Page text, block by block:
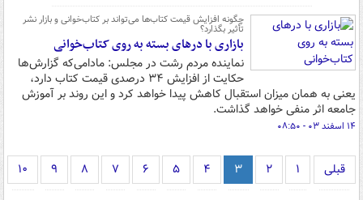
چگونه افزایش قیمت کتاب‌ها می‌تواند بر کتاب‌خوانی و بازار نشر
تأثیر بگذارد؟
بازاری با درهای بسته به روی کتاب‌خوانی
نماینده مردم رشت در مجلس: مادامی‌که گزارش‌ها
حکایت از افزایش ۳۴ درصدی قیمت کتاب دارد،
یعنی به همان میزان استقبال کاهش پیدا خواهد کرد و این روند بر آموزش
جامعه اثر منفی خواهد گذاشت.
۱۴ اسفند ۰۳ - ۰۸:۵۰
قبلی ۱ ۲ ۳ ۴ ۵ ۶ ۷ ۸ ۹ ۱۰